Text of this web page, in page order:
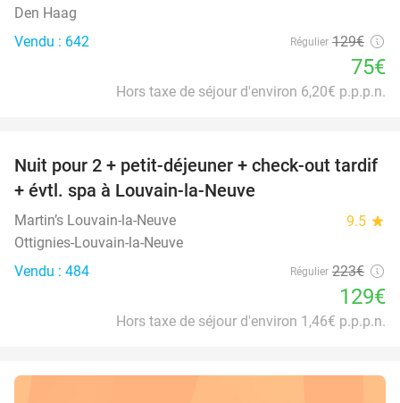
Den Haag
Vendu : 642
Régulier 129€
75€
Hors taxe de séjour d'environ 6,20€ p.p.p.n.
42%
Nuit pour 2 + petit-déjeuner + check-out tardif
+ évtl. spa à Louvain-la-Neuve
Martin’s Louvain-la-Neuve 9.5 star
Ottignies-Louvain-la-Neuve
Vendu : 484
Régulier 223€
129€
Hors taxe de séjour d'environ 1,46€ p.p.p.n.